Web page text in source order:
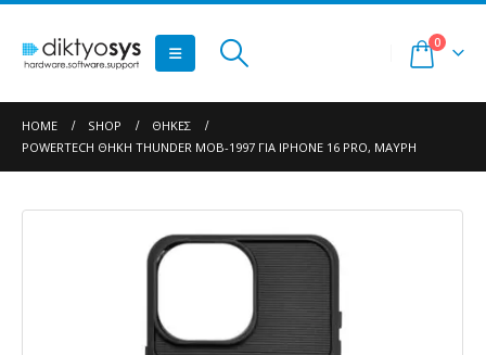
0
HOME SHOP
ΘΉΚΕΣ
POWERTECH ΘΉΚΗ THUNDER MOB-1997 ΓΙΑ IPHONE 16 PRO, ΜΑΎΡΗ